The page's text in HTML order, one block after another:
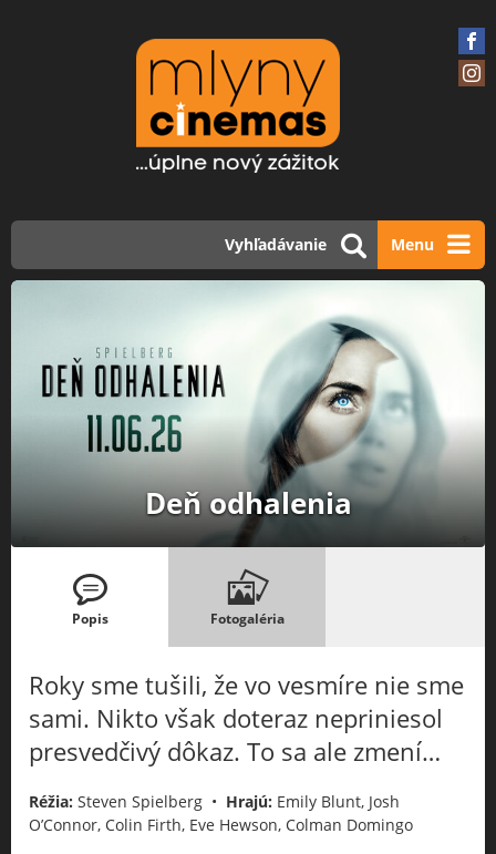
Menu
Vyhľadávanie
Deň odhalenia
Popis Fotogaléria
Roky sme tušili, že vo vesmíre nie sme
sami. Nikto však doteraz nepriniesol
presvedčivý dôkaz. To sa ale zmení…
Réžia: Steven Spielberg • Hrajú: Emily Blunt, Josh
O’Connor, Colin Firth, Eve Hewson, Colman Domingo